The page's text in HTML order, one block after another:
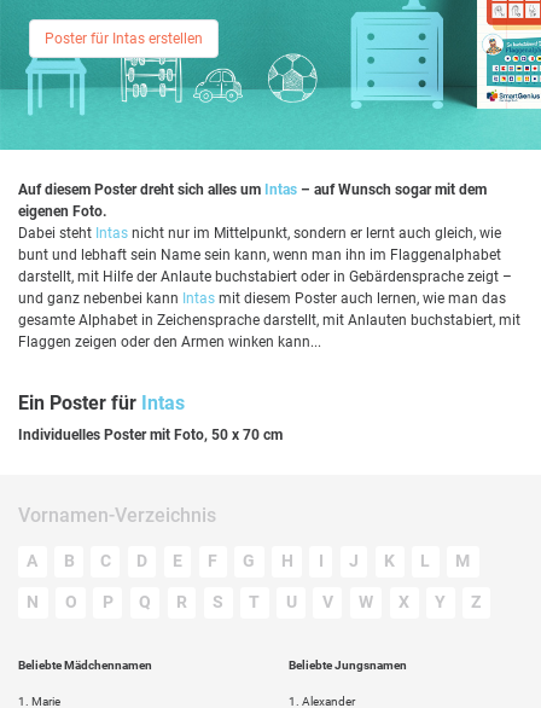
Poster für Intas erstellen
Auf diesem Poster dreht sich alles um Intas – auf Wunsch sogar mit dem
eigenen Foto.
Dabei steht Intas nicht nur im Mittelpunkt, sondern er lernt auch gleich, wie
bunt und lebhaft sein Name sein kann, wenn man ihn im Flaggenalphabet
darstellt, mit Hilfe der Anlaute buchstabiert oder in Gebärdensprache zeigt –
und ganz nebenbei kann Intas mit diesem Poster auch lernen, wie man das
gesamte Alphabet in Zeichensprache darstellt, mit Anlauten buchstabiert, mit
Flaggen zeigen oder den Armen winken kann...
Ein Poster für Intas
Individuelles Poster mit Foto, 50 x 70 cm
Vornamen-Verzeichnis
A B C D E F G H I J K L M
N O P Q R S T U V W X Y Z
Beliebte Mädchennamen
1. Marie
Beliebte Jungsnamen
1. Alexander